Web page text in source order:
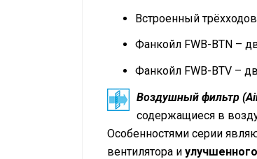
Встроенный
Фанкойл FWB-BTN –
Фанкойл FWB-BTV –
Воздушный фильтр
содержащиеся в
Особенностями серии
вентилятора и